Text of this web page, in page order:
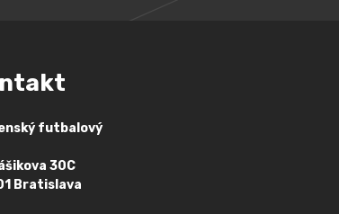
futbalový
30C
Bratislava